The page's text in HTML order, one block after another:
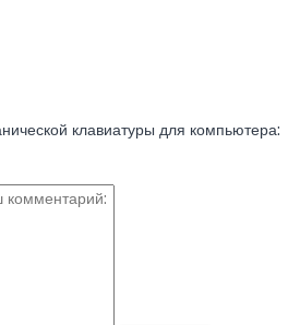
клавиатуры для компьютера: